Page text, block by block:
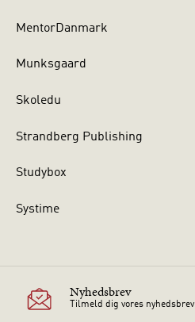
MentorDanmark
Munksgaard
Skoledu
Strandberg Publishing
Studybox
Systime
Nyhedsbrev
Tilmeld dig vores nyhedsbrev